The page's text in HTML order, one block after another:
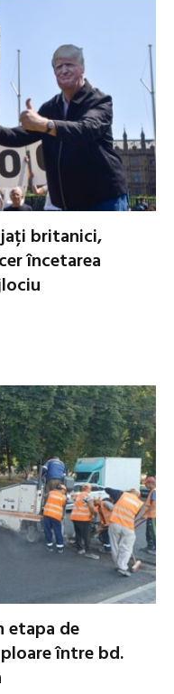
britanici,
încetarea
etapa de
între bd.